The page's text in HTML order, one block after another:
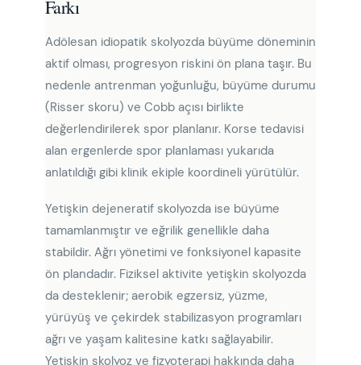
Farkı
Adölesan idiopatik skolyozda büyüme döneminin
aktif olması, progresyon riskini ön plana taşır. Bu
nedenle antrenman yoğunluğu, büyüme durumu
(Risser skoru) ve Cobb açısı birlikte
değerlendirilerek spor planlanır. Korse tedavisi
alan ergenlerde spor planlaması yukarıda
anlatıldığı gibi klinik ekiple koordineli yürütülür.
Yetişkin dejeneratif skolyozda ise büyüme
tamamlanmıştır ve eğrilik genellikle daha
stabildir. Ağrı yönetimi ve fonksiyonel kapasite
ön plandadır. Fiziksel aktivite yetişkin skolyozda
da desteklenir; aerobik egzersiz, yüzme,
yürüyüş ve çekirdek stabilizasyon programları
ağrı ve yaşam kalitesine katkı sağlayabilir.
Yetişkin skolyoz ve fizyoterapi hakkında daha